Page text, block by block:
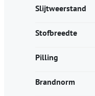
Slijtweerstand
Stofbreedte
Pilling
Brandnorm